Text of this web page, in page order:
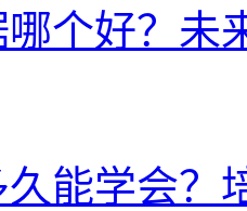
哪个好？未
久能学会？